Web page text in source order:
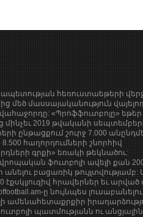
հեռուստաեթերի
մեծ մասսայականություն վայելող
«Պրոֆֆուտբոլը» եթեր
մինչեւ 2019 թվականի
ընթացքում շուրջ 7.000
հաղորդումների շնորհիվ
գրքի» եռակի թեկնածու:
ֆուտբոլի ավելի քան
բացառիկ թույլտվությամբ:
հրավերներ եւ արված
ը նույնպես լուսաբանելու
ամենահետաքրքիր
պատմությանն ու